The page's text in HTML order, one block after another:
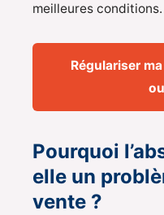
meilleures conditions.
Régulariser
Pourquoi
elle un
vente ?